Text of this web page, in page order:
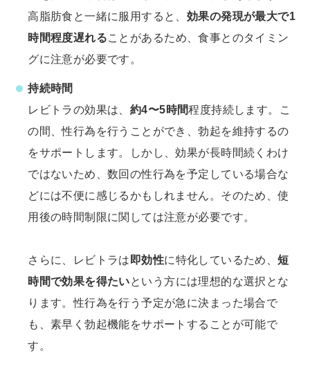
高脂肪食と一緒に服用すると、 効果の発現が最大で1
時間程度遅れることがあるため、食事とのタイミン
グに注意が必要です。
持続時間
レビトラの効果は、 約4〜5時間程度持続します。こ
の間、性行為を行うことができ、勃起を維持するの
をサポートします。しかし、効果が長時間続くわけ
ではないため、数回の性行為を予定している場合な
どには不便に感じるかもしれません。そのため、使
用後の時間制限に関しては注意が必要です。
さらに、レビトラは 即効性に特化しているため、短
時間で効果を得たいという方には理想的な選択とな
ります。性行為を行う予定が急に決まった場合で
も、素早く勃起機能をサポートすることが可能で
す。